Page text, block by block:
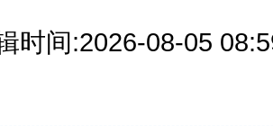
辑时间:2026-08-05